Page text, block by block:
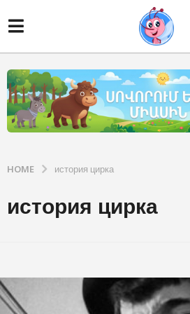
HOME история цирка
история цирка